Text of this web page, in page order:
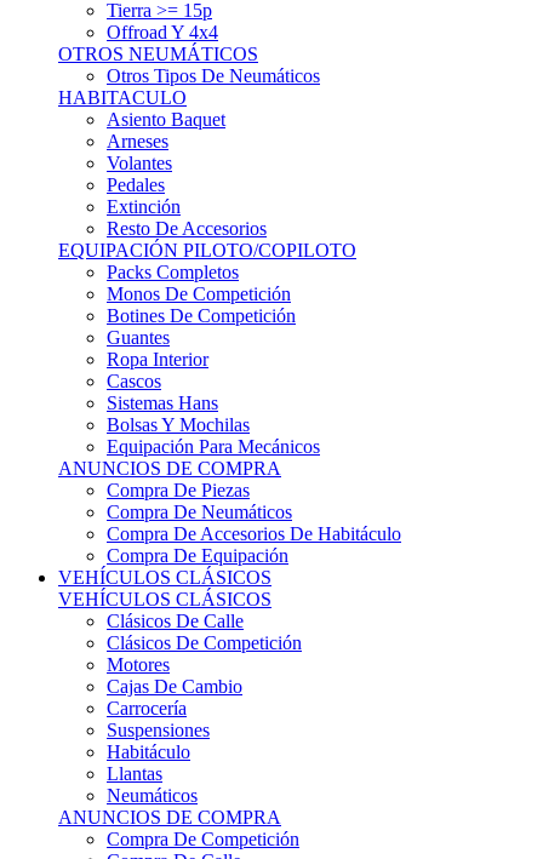
OTROS NEUMÁTICOS
Otros Tipos De Neumáticos
HABITACULO
Asiento Baquet
Arneses
Volantes
Pedales
Extinción
Resto De Accesorios
EQUIPACIÓN PILOTO/COPILOTO
Packs Completos
Monos De Competición
Botines De Competición
Guantes
Ropa Interior
Cascos
Sistemas Hans
Bolsas Y Mochilas
Equipación Para Mecánicos
ANUNCIOS DE COMPRA
Compra De Piezas
Compra De Neumáticos
Compra De Accesorios De Habitáculo
Compra De Equipación
VEHÍCULOS CLÁSICOS
VEHÍCULOS CLÁSICOS
Clásicos De Calle
Clásicos De Competición
Motores
Cajas De Cambio
Carrocería
Suspensiones
Habitáculo
Llantas
Neumáticos
ANUNCIOS DE COMPRA
Compra De Competición
Compra De Calle
Compra De Piezas